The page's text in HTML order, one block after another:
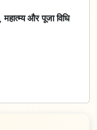
और पूजा विधि